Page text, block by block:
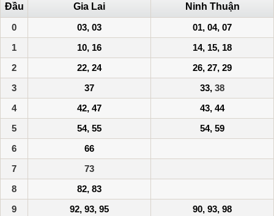
Đầu Gia Lai
Ninh Thuận
0
03, 03
01, 04, 07
1
10, 16
14, 15, 18
2
22, 24
26, 27, 29
3
37 33, 38
4
42, 47
43, 44
5
54, 55
54, 59
6
66
7
73
8
82, 83
9
92, 93, 95 90, 93, 98